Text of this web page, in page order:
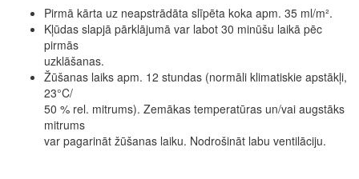
Pirmā kārta uz neapstrādāta slīpēta koka apm. 35 ml/m².
Kļūdas slapjā pārklājumā var labot 30 minūšu laikā pēc
pirmās
uzklāšanas.
Žūšanas laiks apm. 12 stundas (normāli klimatiskie apstākļi,
23°C/
50 % rel. mitrums). Zemākas temperatūras un/vai augstāks
mitrums
var pagarināt žūšanas laiku. Nodrošināt labu ventilāciju.